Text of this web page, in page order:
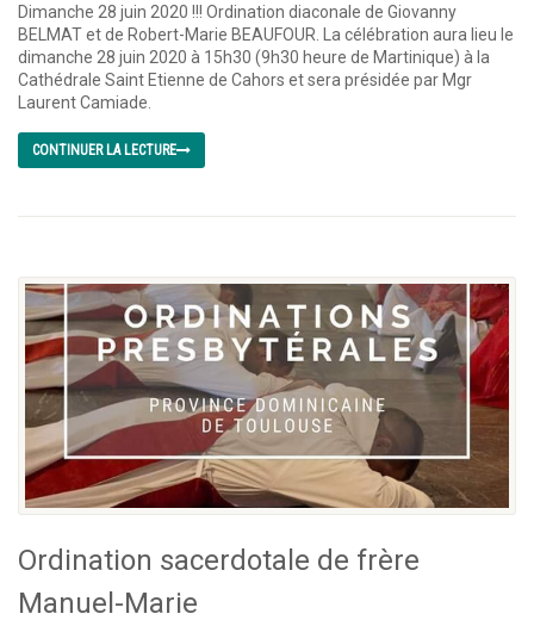
Dimanche 28 juin 2020 !!! Ordination diaconale de Giovanny
BELMAT et de Robert-Marie BEAUFOUR. La célébration aura lieu le
dimanche 28 juin 2020 à 15h30 (9h30 heure de Martinique) à la
Cathédrale Saint Etienne de Cahors et sera présidée par Mgr
Laurent Camiade.
CONTINUER LA LECTURE
Ordination sacerdotale de frère
Manuel-Marie